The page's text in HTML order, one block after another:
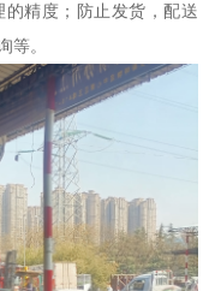
精度；防止发货，配送
等。